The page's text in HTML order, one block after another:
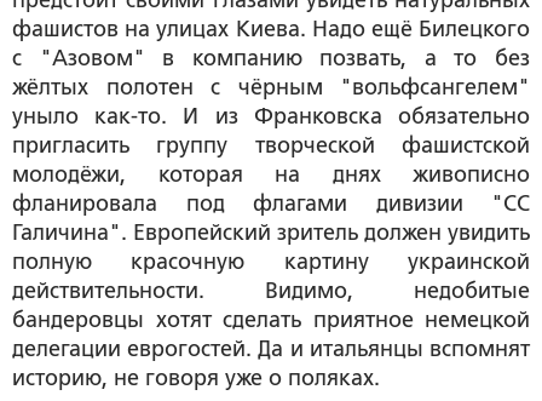
фашистов на улицах Киева. Надо ещё Билецкого
с "Азовом" в компанию позвать, а то без
жёлтых полотен с чёрным "вольфсангелем"
уныло как-то. И из Франковска обязательно
пригласить группу творческой фашистской
молодёжи, которая на днях живописно
фланировала под флагами дивизии "СС
Галичина". Европейский зритель должен увидить
полную красочную картину украинской
действительности. Видимо, недобитые
бандеровцы хотят сделать приятное немецкой
делегации еврогостей. Да и итальянцы вспомнят
историю, не говоря уже о поляках.